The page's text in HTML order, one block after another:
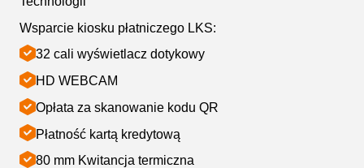
Wsparcie kiosku płatniczego LKS:
32 cali wyświetlacz dotykowy
HD WEBCAM
Opłata za skanowanie kodu QR
Płatność kartą kredytową
80 mm Kwitancja termiczna